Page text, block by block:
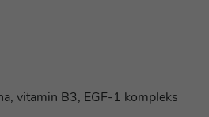
vitamin B3, EGF-1 kompleks